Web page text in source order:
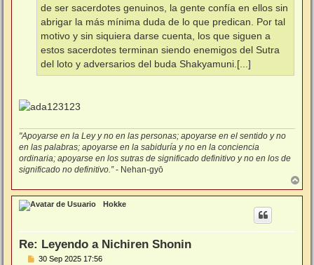
de ser sacerdotes genuinos, la gente confía en ellos sin
abrigar la más mínima duda de lo que predican. Por tal
motivo y sin siquiera darse cuenta, los que siguen a
estos sacerdotes terminan siendo enemigos del Sutra
del loto y adversarios del buda Shakyamuni.[...]
"Apoyarse en la Ley y no en las personas; apoyarse en el sentido y no
en las palabras; apoyarse en la sabiduría y no en la conciencia
ordinaria; apoyarse en los sutras de significado definitivo y no en los de
significado no definitivo.”- Nehan-gyō
r
r
Hokke
Re: Leyendo a Nichiren Shonin
M
30 Sep 2025 17:56